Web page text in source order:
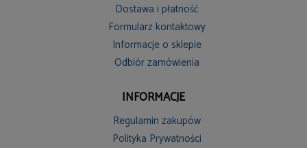
Dostawa i płatność
Formularz kontaktowy
Informacje o sklepie
Odbiór zamówienia
INFORMACJE
Regulamin zakupów
Polityka Prywatności